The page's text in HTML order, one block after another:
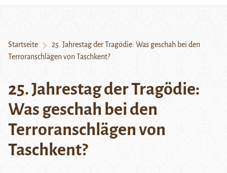
Startseite
25. Jahrestag der Tragödie: Was geschah bei den
Terroranschlägen von Taschkent?
25. Jahrestag der Tragödie:
Was geschah bei den
Terroranschlägen von
Taschkent?